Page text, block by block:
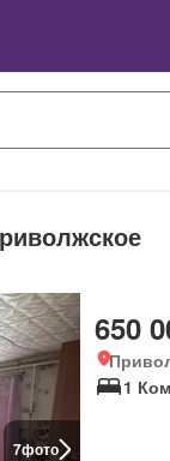
7фото
650
1